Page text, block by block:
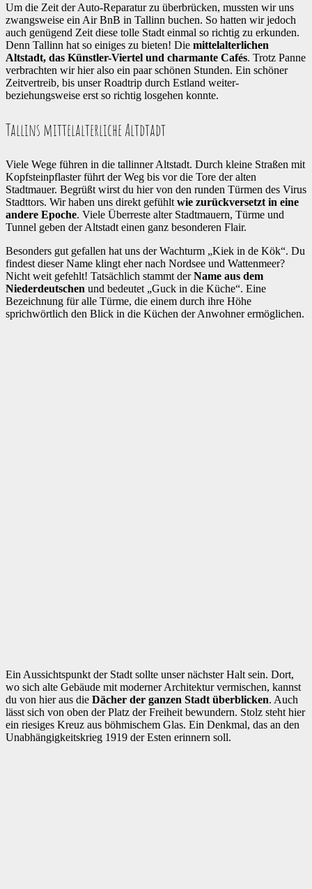
Um die Zeit der Auto-Reparatur zu überbrücken, mussten wir uns
zwangsweise ein Air BnB in Tallinn buchen. So hatten wir jedoch
auch genügend Zeit diese tolle Stadt einmal so richtig zu erkunden.
Denn Tallinn hat so einiges zu bieten! Die mittelalterlichen
Altstadt, das Künstler-Viertel und charmante Cafés. Trotz Panne
verbrachten wir hier also ein paar schönen Stunden. Ein schöner
Zeitvertreib, bis unser Roadtrip durch Estland weiter-
beziehungsweise erst so richtig losgehen konnte.
Tallins mittelalterliche Altdtadt
Viele Wege führen in die tallinner Altstadt. Durch kleine Straßen mit
Kopfsteinpflaster führt der Weg bis vor die Tore der alten
Stadtmauer. Begrüßt wirst du hier von den runden Türmen des Virus
Stadttors. Wir haben uns direkt gefühlt wie zurückversetzt in eine
andere Epoche. Viele Überreste alter Stadtmauern, Türme und
Tunnel geben der Altstadt einen ganz besonderen Flair.
Besonders gut gefallen hat uns der Wachturm „Kiek in de Kök“. Du
findest dieser Name klingt eher nach Nordsee und Wattenmeer?
Nicht weit gefehlt! Tatsächlich stammt derName aus dem
Niederdeutschen und bedeutet „Guck in die Küche“. Eine
Bezeichnung für alle Türme, die einem durch ihre Höhe
sprichwörtlich den Blick in die Küchen der Anwohner ermöglichen.
Ein Aussichtspunkt der Stadt sollte unser nächster Halt sein. Dort,
wo sich alte Gebäude mit moderner Architektur vermischen, kannst
du von hier aus die Dächer der ganzen Stadt überblicken. Auch
lässt sich von oben der Platz der Freiheit bewundern. Stolz steht hier
ein riesiges Kreuz aus böhmischem Glas. Ein Denkmal, das an den
Unabhängigkeitskrieg 1919 der Esten erinnern soll.